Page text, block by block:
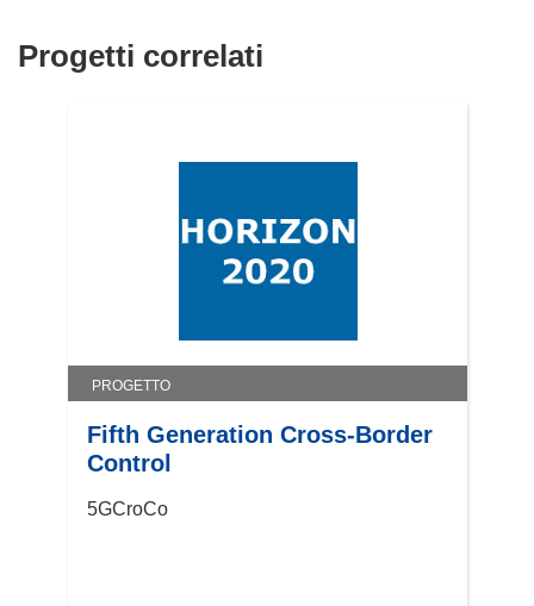
Progetti correlati
PROGETTO
Fifth Generation Cross-Border
Control
5GCroCo